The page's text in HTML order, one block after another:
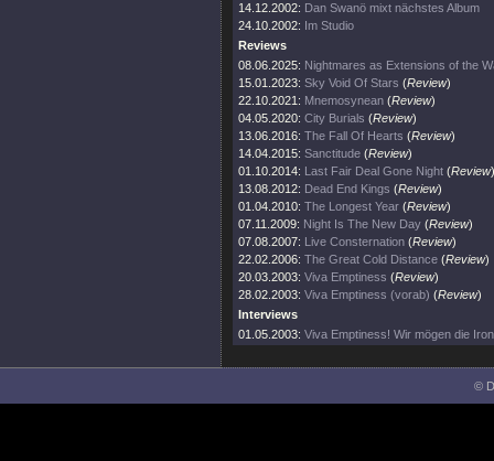
14.12.2002: Dan Swanö mixt nächstes Album
24.10.2002: Im Studio
Reviews
08.06.2025: Nightmares as Extensions of the
15.01.2023: Sky Void Of Stars (Review)
22.10.2021: Mnemosynean (Review)
04.05.2020: City Burials (Review)
13.06.2016: The Fall Of Hearts (Review)
14.04.2015: Sanctitude (Review)
01.10.2014: Last Fair Deal Gone Night (Review)
13.08.2012: Dead End Kings (Review)
01.04.2010: The Longest Year (Review)
07.11.2009: Night Is The New Day (Review)
07.08.2007: Live Consternation (Review)
22.02.2006: The Great Cold Distance (Review)
20.03.2003: Viva Emptiness (Review)
28.02.2003: Viva Emptiness (vorab) (Review)
Interviews
01.05.2003: Viva Emptiness! Wir mögen die
©